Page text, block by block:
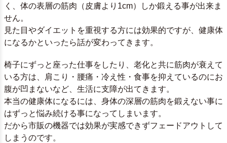
く、体の表層の筋肉（皮膚より1cm）しか鍛える事が出来ま
せん。
見た目やダイエットを重視する方には効果的ですが、健康体
になるかといったら話が変わってきます。
椅子にずっと座った仕事をしたり、老化と共に筋肉が衰えて
いる方は、肩こり・腰痛・冷え性・食事を抑えているのにお
腹が凹まないなど、生活に支障が出てきます。
本当の健康体になるには、身体の深層の筋肉を鍛えない事に
はずっと悩み続ける事になってしまいます。
だから市販の機器では効果が実感できずフェードアウトして
しまうのです。